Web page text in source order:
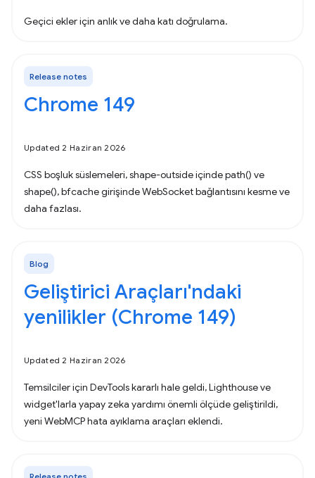
Geçici ekler için anlık ve daha katı doğrulama.
Release notes
Chrome 149
Updated 2 Haziran 2026
CSS boşluk süslemeleri, shape-outside içinde path() ve
shape(), bfcache girişinde WebSocket bağlantısını kesme ve
daha fazlası.
Blog
Geliştirici Araçları'ndaki
yenilikler (Chrome 149)
Updated 2 Haziran 2026
Temsilciler için DevTools kararlı hale geldi, Lighthouse ve
widget'larla yapay zeka yardımı önemli ölçüde geliştirildi,
yeni WebMCP hata ayıklama araçları eklendi.